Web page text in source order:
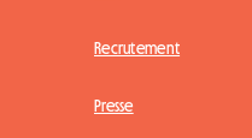
Recrutement
Presse